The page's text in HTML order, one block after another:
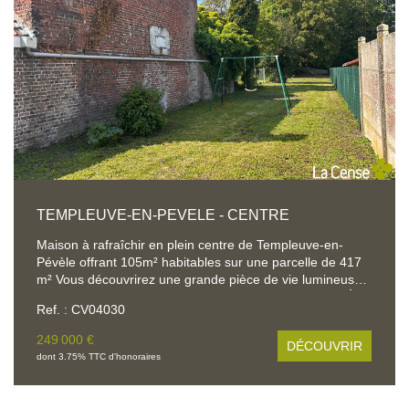
intimité rare. Une propriété pleine de potentiel, idéale
pour une famille en quête d'espace et de nature.
TEMPLEUVE-EN-PEVELE - CENTRE
Maison à rafraîchir en plein centre de Templeuve-en-
Pévèle offrant 105m² habitables sur une parcelle de 417
m² Vous découvrirez une grande pièce de vie lumineuse
l'étage, 3 chambres ainsi qu'une salle de bains Les
combles de 65 m² offrent un beau potentiel
d'aménagement selon vos envies : suite parentale,
chambres supplémentaires, bureau ou salle de jeux
Jardin agréable et extérieur offrant de belles possibilités
Ref. : CV04030
249 000 €
dont 3.75% TTC d'honoraires
DÉCOUVRIR